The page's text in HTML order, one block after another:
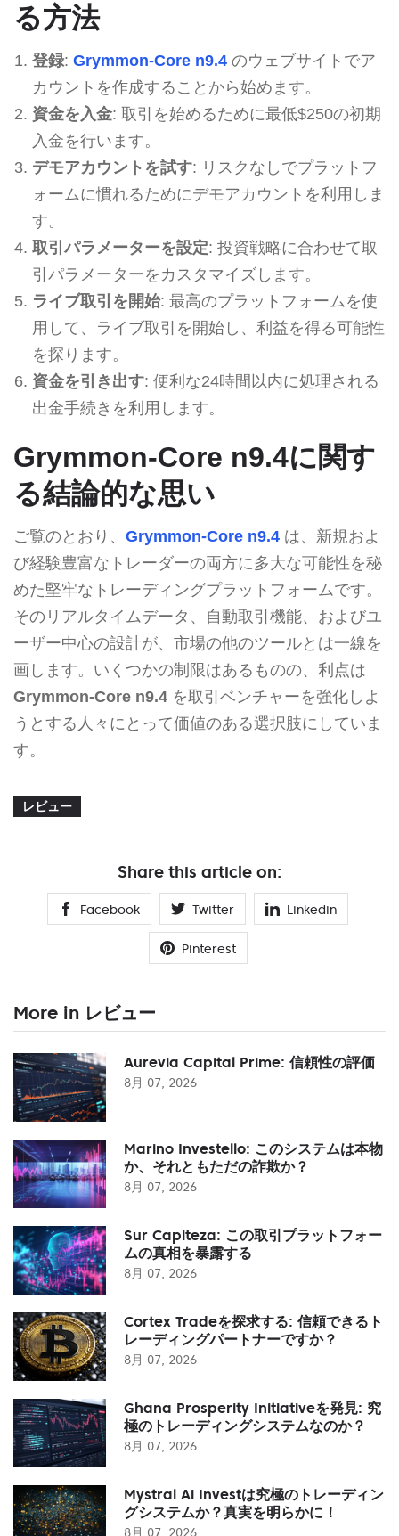
る方法
登録: Grymmon-Core n9.4のウェブサイトでア
カウントを作成することから始めます。
資金を入金: 取引を始めるために最低$250の初期
入金を行います。
デモアカウントを試す: リスクなしでプラットフ
ォームに慣れるためにデモアカウントを利用しま
す。
取引パラメーターを設定: 投資戦略に合わせて取
引パラメーターをカスタマイズします。
ライブ取引を開始: 最高のプラットフォームを使
用して、ライブ取引を開始し、利益を得る可能性
を探ります。
資金を引き出す: 便利な24時間以内に処理される
出金手続きを利用します。
Grymmon-Core n9.4に関す
る結論的な思い
ご覧のとおり、 Grymmon-Core n9.4 は、新規およ
び経験豊富なトレーダーの両方に多大な可能性を秘
めた堅牢なトレーディングプラットフォームです。
そのリアルタイムデータ、自動取引機能、およびユ
ーザー中心の設計が、市場の他のツールとは一線を
画します。いくつかの制限はあるものの、利点は
Grymmon-Core n9.4 を取引ベンチャーを強化しよ
うとする人々にとって価値のある選択肢にしていま
す。
レビュー
Share this article on:
Facebook Twitter Linkedin
Pinterest
More in レビュー
Aurevia Capital Prime: 信頼性の評価
8月 07, 2026
Marino Investello: このシステムは本物
か、それともただの詐欺か？
8月 07, 2026
Sur Capiteza: この取引プラットフォー
ムの真相を暴露する
8月 07, 2026
Cortex Tradeを探求する: 信頼できるト
レーディングパートナーですか？
8月 07, 2026
Ghana Prosperity Initiativeを発見: 究
極のトレーディングシステムなのか？
8月 07, 2026
Mystral Ai Investは究極のトレーディン
グシステムか？真実を明らかに！
8月 07, 2026